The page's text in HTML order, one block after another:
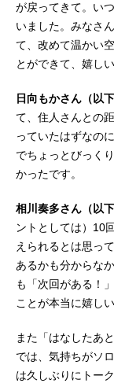
が戻ってきて。い
いました。みなさ
て、改めて温かい
とができて、嬉し
日向もかさん（以
て、住人さんとの
っていたはずなの
でちょっとびっく
かったです。
相川奏多さん（以
ントとしては）10
えられるとは思っ
あるかも分からな
も「次回がある！
ことが本当に嬉しい
また「はなしたあ
では、気持ちがソ
は久しぶりにトー